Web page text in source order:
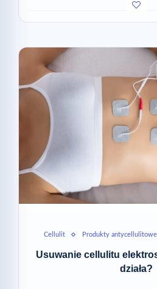
Cellulit Produkty antycellulitowe
Usuwanie cellulitu
działa?